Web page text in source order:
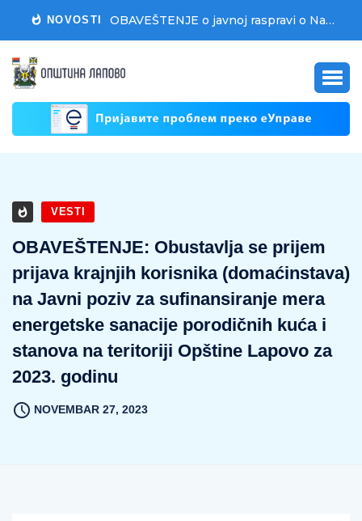
NOVOSTI OBAVEŠTENJE o javnoj raspravi o Nacrtu Odluke o drugoj izmeni i dopuni Odluke o budžetu opštine Lapovo za 2026. godinu
VESTI
OBAVEŠTENJE: Obustavlja se prijem
prijava krajnjih korisnika (domaćinstava)
na Javni poziv za sufinansiranje mera
energetske sanacije porodičnih kuća i
stanova na teritoriji Opštine Lapovo za
2023. godinu
NOVEMBAR 27, 2023